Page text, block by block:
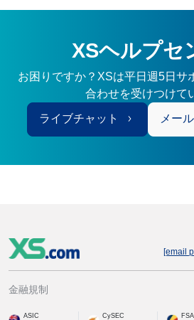
XSヘルプセ
お困りですか？XSは平日週5日サ
合わせを受けつけて
ライブチャット メー
[email
金融規制
ASIC
CySEC
FSA